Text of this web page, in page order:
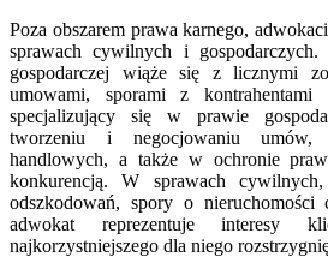
Poza obszarem prawa karnego,
sprawach cywilnych i gospodarczych.
gospodarczej wiąże się z licznymi
umowami, sporami z
specjalizujący się w prawie
tworzeniu i negocjowaniu umów,
handlowych, a także w ochronie
konkurencją. W sprawach
odszkodowań, spory o nieruchomości
adwokat reprezentuje interesy
najkorzystniejszego dla niego